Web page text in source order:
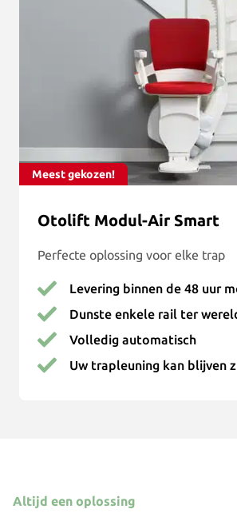
Meest gekozen!
Otolift Modul-Air Smart
Perfecte oplossing voor elke trap
Levering binnen de 48 uur
Dunste enkele rail ter
Volledig automatisch
Uw trapleuning kan blijven
Altijd een oplossing